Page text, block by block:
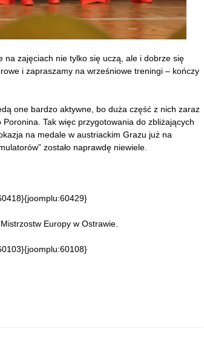
na zajęciach nie tylko się uczą, ale i dobrze się
i zapraszamy na wrześniowe treningi – kończy
one bardzo aktywne, bo duża część z nich zaraz
Tak więc przygotowania do zbliżających
na medale w austriackim Grazu już na
zostało naprawdę niewiele.
Europy w Ostrawie.